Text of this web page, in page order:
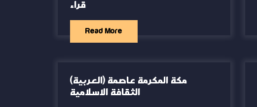
قراء
Read More
(العربية) مكة المكرمة عاصمة
الثقافة الاسلامية